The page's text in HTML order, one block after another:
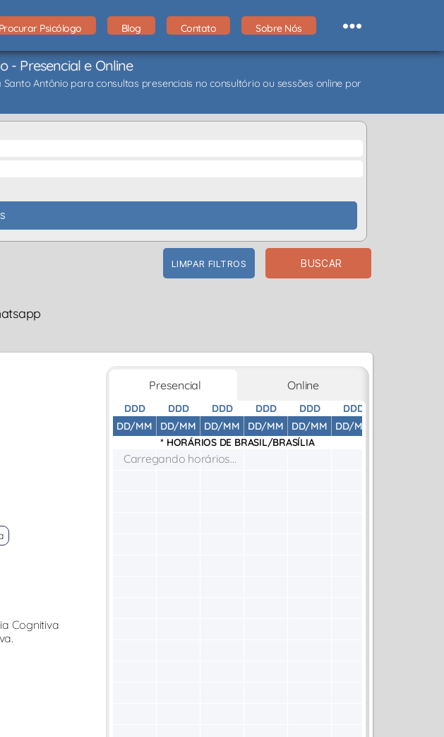
Procurar Psicólogo Blog Contato Sobre Nós
- Presencial e Online
Antônio para consultas presenciais no consultório ou sessões online por
LIMPAR FILTROS BUSCAR
Cognitiva
Presencial Online
DDD
DD/MM
DDD
DD/MM
DDD
DD/MM
DDD
DD/MM
DDD
DD/MM
DDD
DD/MM
* HORÁRIOS DE BRASIL/BRASÍLIA
Carregando horários...